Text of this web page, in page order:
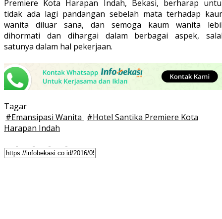
Premiere Kota Harapan Indah, Bekasi, berharap
tidak ada lagi pandangan sebelah mata terhadap
wanita diluar sana, dan semoga kaum wanita
dihormati dan dihargai dalam berbagai aspek,
satunya dalam hal pekerjaan.
Tagar
#Emansipasi Wanita #Hotel Santika Premiere Kota
Harapan Indah